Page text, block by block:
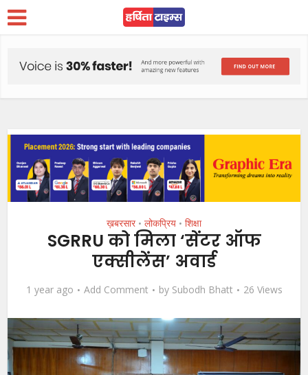
ख़बरसार • लोकप्रिय • शिक्षा
SGRRU को मिला ‘सेंटर ऑफ
एक्सीलेंस’ अवार्ड
1 year ago Add Comment by Subodh Bhatt 26 Views